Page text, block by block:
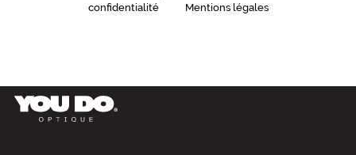
confidentialité
Mentions légales